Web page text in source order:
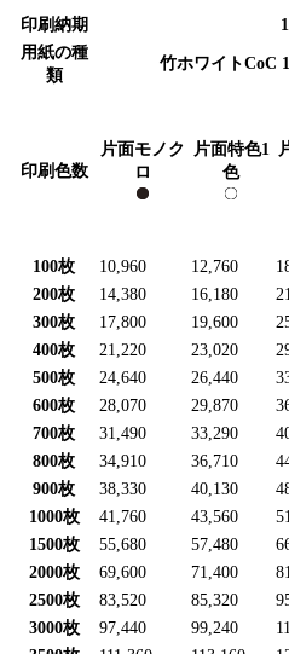
印刷納期
用紙の種
類
竹ホワイトCoC
印刷色数
片面モノク
ロ
片面特色1
色
100枚 10,960 12,760
200枚
14,380 16,180
300枚
17,800 19,600
400枚
21,220 23,020
500枚
24,640 26,440
600枚
28,070 29,870
700枚
31,490 33,290
800枚
34,910 36,710
900枚
38,330 40,130
1000枚
41,760 43,560
1500枚
55,680 57,480
2000枚
69,600 71,400
2500枚
83,520 85,320
3000枚
97,440 99,240